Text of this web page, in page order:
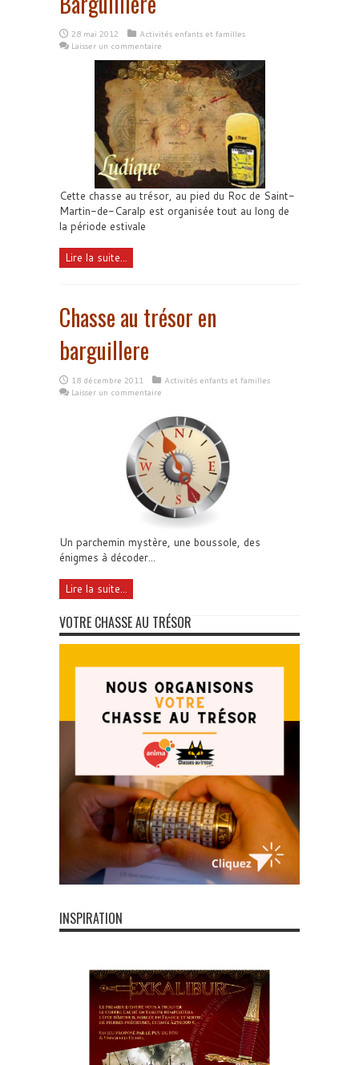
28 mai 2012
Activités enfants et familles
Laisser un commentaire
Cette chasse au trésor, au pied du Roc de Saint-
Martin-de-Caralp est organisée tout au long de
la période estivale
Lire la suite...
Chasse au trésor en
barguillere
18 décembre 2011
Activités enfants et familles
Laisser un commentaire
Un parchemin mystère, une boussole, des
énigmes à décoder...
Lire la suite...
VOTRE CHASSE AU TRÉSOR
INSPIRATION